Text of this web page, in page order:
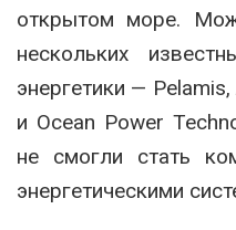
открытом море.
нескольких
энергетики —
и Ocean Power
не смогли стать
энергетическими